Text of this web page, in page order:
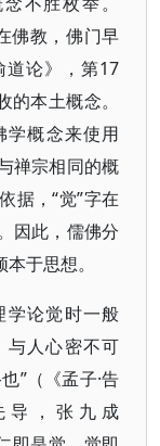
佛教，佛门早
道论》，第17
本土概念。
学概念来使用
禅宗相同的概
据，“觉”字在
因此，儒佛分
于思想。
学论觉时一般
与人心密不可
”（《孟子·告
导，张九成